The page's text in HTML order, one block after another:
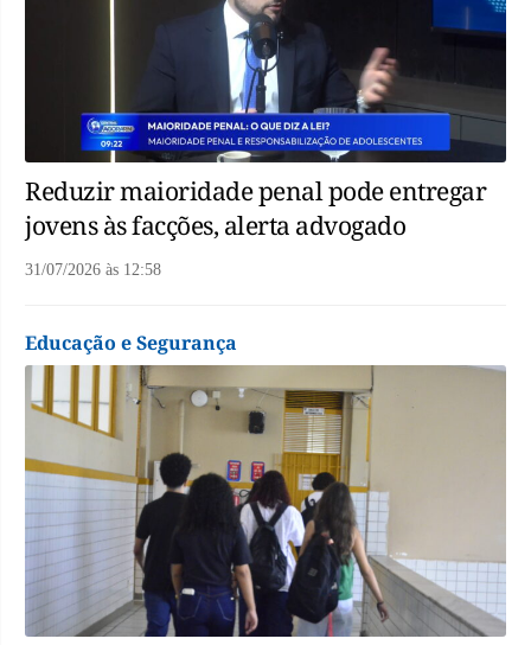
Reduzir maioridade penal pode entregar
jovens às facções, alerta advogado
31/07/2026 às 12:58
Educação e Segurança